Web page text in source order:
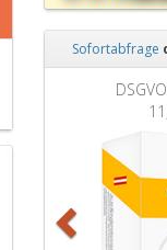
Sofortabfrage
DSGVO Vorlagen
Zurück